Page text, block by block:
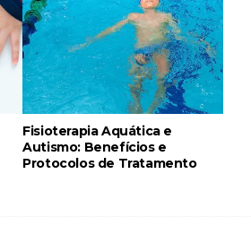
Fisioterapia Aquática e
Autismo: Benefícios e
Protocolos de Tratamento